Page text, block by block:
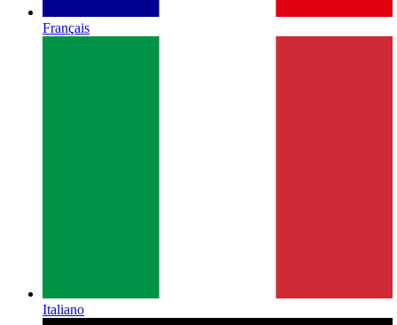
Français
Italiano